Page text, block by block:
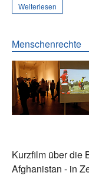
Weiterlesen
Menschenrechte
Kurzfilm über die
Afghanistan - in